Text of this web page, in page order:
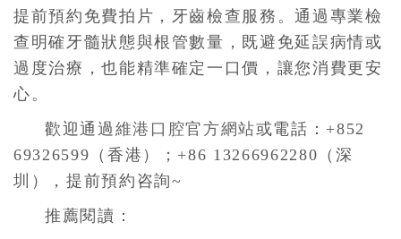
提前預約免費拍片，牙齒檢查服務。通過專業檢
查明確牙髓狀態與根管數量，既避免延誤病情或
過度治療，也能精準確定一口價，讓您消費更安
心。
歡迎通過 維港口腔官方網站或電話：+852
69326599（香港）；+86 13266962280（深
圳），提前預約咨詢~
推薦閱讀：